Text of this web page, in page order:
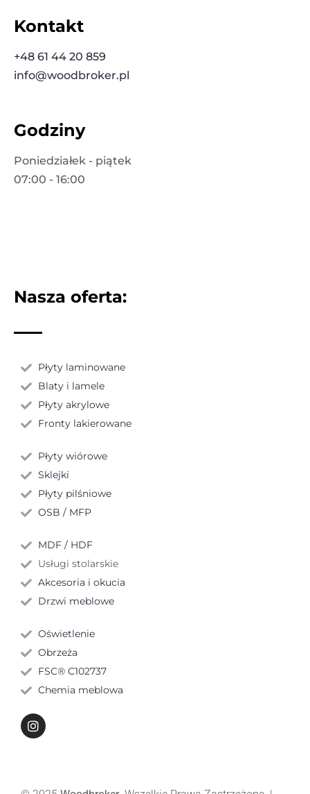
Kontakt
+48 61 44 20 859
info@woodbroker.pl
Godziny
Poniedziałek - piątek
07:00 - 16:00
Nasza oferta:
Płyty laminowane
Blaty i lamele
Płyty akrylowe
Fronty lakierowane
Płyty wiórowe
Sklejki
Płyty pilśniowe
OSB / MFP
MDF / HDF
Usługi stolarskie
Akcesoria i okucia
Drzwi meblowe
Oświetlenie
Obrzeża
FSC® C102737
Chemia meblowa